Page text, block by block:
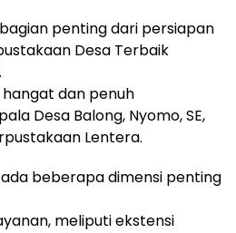
penting dari persiapan
Desa Terbaik
dan penuh
Desa Balong, Nyomo, SE,
Lentera.
beberapa dimensi penting
meliputi ekstensi